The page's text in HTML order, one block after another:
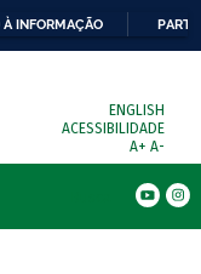
À INFORMAÇÃO
ENGLISH
ACESSIBILIDADE
A+ A-